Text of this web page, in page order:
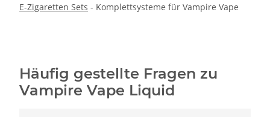
E-Zigaretten Sets - Komplettsysteme für Vampire Vape
Häufig gestellte Fragen zu
Vampire Vape Liquid